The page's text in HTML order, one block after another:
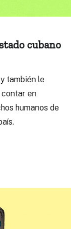
cubano
también le
en
humanos de